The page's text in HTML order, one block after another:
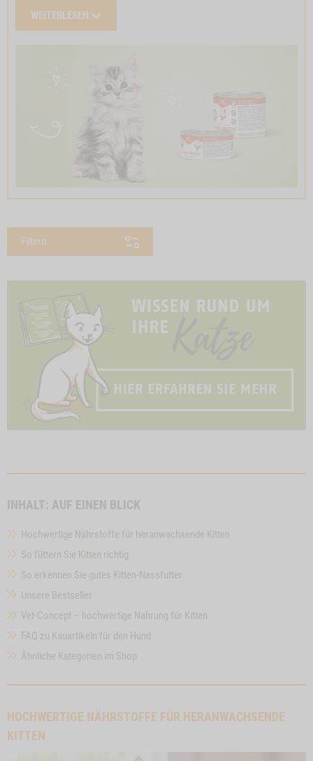
WEITERLESEN
Filtern
INHALT: AUF EINEN BLICK
Hochwertige Nährstoffe für heranwachsende Kitten
So füttern Sie Kitten richtig
So erkennen Sie gutes Kitten-Nassfutter
Unsere Bestseller
Vet-Concept – hochwertige Nahrung für Kitten
FAQ zu Kauartikeln für den Hund
Ähnliche Kategorien im Shop
HOCHWERTIGE NÄHRSTOFFE FÜR HERANWACHSENDE
KITTEN